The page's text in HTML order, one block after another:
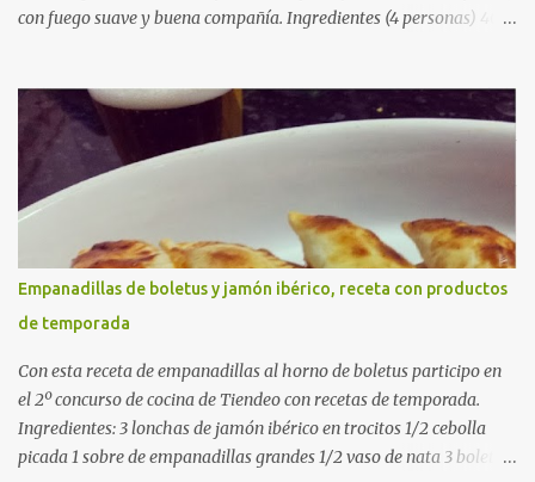
con fuego suave y buena compañía. Ingredientes (4 personas) 400
verdes planas 2 tomates maduros rallados 1,2 litros de caldo de
pollo (o agua) 1 cucharadita de hebras de azafrán 1 cucharadita de
pimentón dulce 2 dientes de ajo Aceite de oliva virgen extra Sal al
gusto (Opcional) una ramita de romero Elaboración 1. Prepara las
verduras Limpia las alcachofas, retira las hojas duras y córtalas en
cuartos. Trocea las judías verdes. Reserva en agua con limón para
que no se oxiden. 2. Sofríe las carnes En la paellera, añade un buen
chorro de aceite de oliva y dora bien el pollo y las costillas a fuego
medio-alto. Este paso es clave: cuanto más dorado, más sabor ten...
Empanadillas de boletus y jamón ibérico, receta con productos
de temporada
Con esta receta de empanadillas al horno de boletus participo en
el 2º concurso de cocina de Tiendeo con recetas de temporada.
Ingredientes: 3 lonchas de jamón ibérico en trocitos 1/2 cebolla
picada 1 sobre de empanadillas grandes 1/2 vaso de nata 3 boletus